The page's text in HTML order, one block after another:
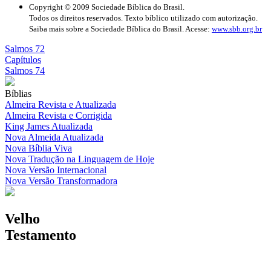
Copyright © 2009 Sociedade Bíblica do Brasil.
Todos os direitos reservados. Texto bíblico utilizado com autorização.
Saiba mais sobre a Sociedade Bíblica do Brasil. Acesse: www.sbb.org.br
Salmos 72
Capítulos
Salmos 74
Bíblias
Almeira Revista e Atualizada
Almeira Revista e Corrigida
King James Atualizada
Nova Almeida Atualizada
Nova Bíblia Viva
Nova Tradução na Linguagem de Hoje
Nova Versão Internacional
Nova Versão Transformadora
Velho
Testamento